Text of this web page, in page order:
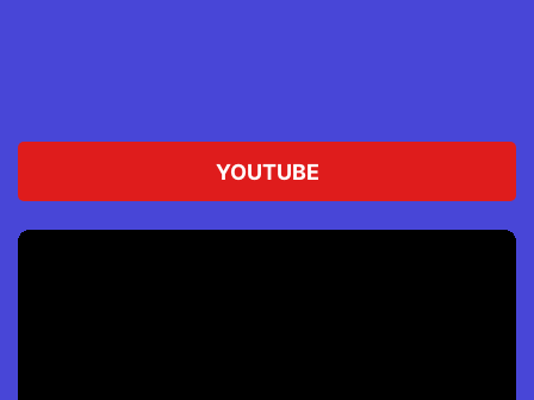
YOUTUBE